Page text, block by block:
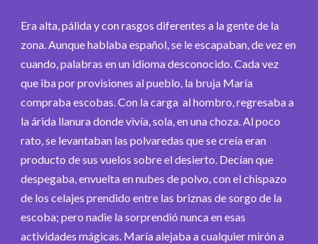
Era alta, pálida y con rasgos diferentes a la gente de la
zona. Aunque hablaba español, se le escapaban, de vez en
cuando, palabras en un idioma desconocido. Cada vez
que iba por provisiones al pueblo, la bruja María
compraba escobas. Con la carga al hombro, regresaba a
la árida llanura donde vivía, sola, en una choza. Al poco
rato, se levantaban las polvaredas que se creía eran
producto de sus vuelos sobre el desierto. Decían que
despegaba, envuelta en nubes de polvo, con el chispazo
de los celajes prendido entre las briznas de sorgo de la
escoba; pero nadie la sorprendió nunca en esas
actividades mágicas. María alejaba a cualquier mirón a